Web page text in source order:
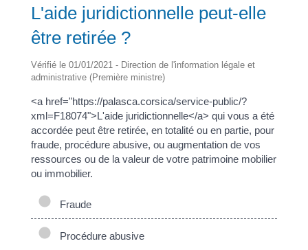
L'aide juridictionnelle peut-elle
être retirée ?
Vérifié le 01/01/2021 - Direction de l'information légale et
administrative (Première ministre)
<a href="https://palasca.corsica/service-public/?
xml=F18074">L'aide juridictionnelle</a> qui vous a été
accordée peut être retirée, en totalité ou en partie, pour
fraude, procédure abusive, ou augmentation de vos
ressources ou de la valeur de votre patrimoine mobilier
ou immobilier.
Fraude
Procédure abusive